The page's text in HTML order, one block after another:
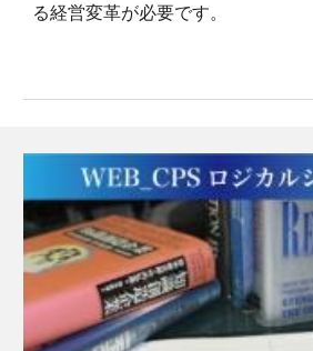
る経営変革が必要です。